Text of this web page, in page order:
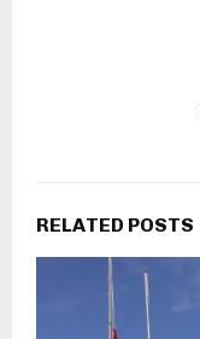
RELATED POSTS